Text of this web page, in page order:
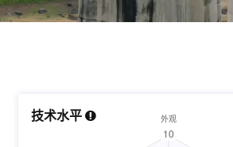
技术水平